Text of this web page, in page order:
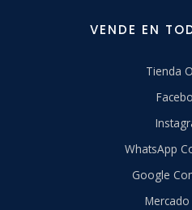
VENDE EN
Tienda
WhatsApp
Google
Mercado